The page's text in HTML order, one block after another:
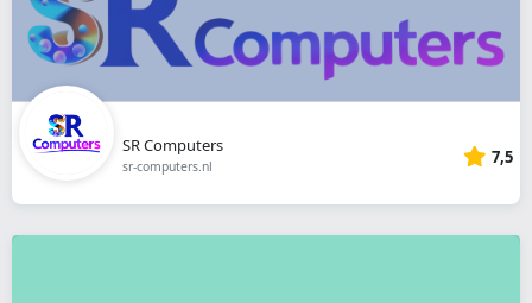
SR Computers
sr-computers.nl 7,5